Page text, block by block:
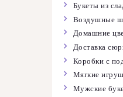
Букеты из
Воздушные
Домашние
Доставка
Коробки с
Мягкие
Мужские